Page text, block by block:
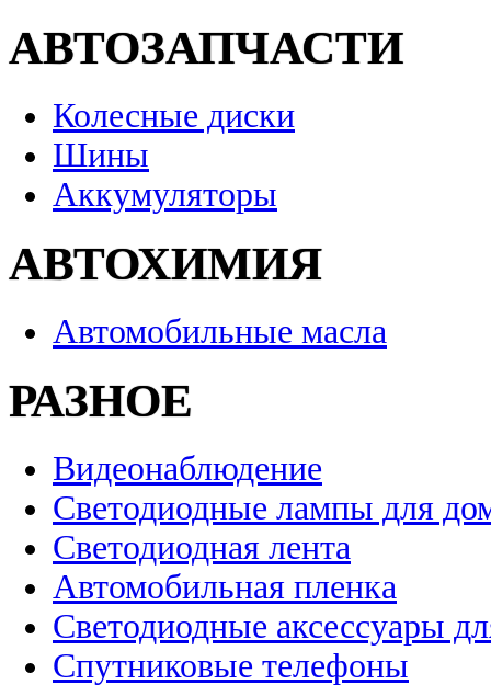
АВТОЗАПЧАСТИ
Колесные диски
Шины
Аккумуляторы
АВТОХИМИЯ
Автомобильные масла
РАЗНОЕ
Видеонаблюдение
Светодиодные лампы для
Светодиодная лента
Автомобильная пленка
Светодиодные аксессуары
Спутниковые телефоны